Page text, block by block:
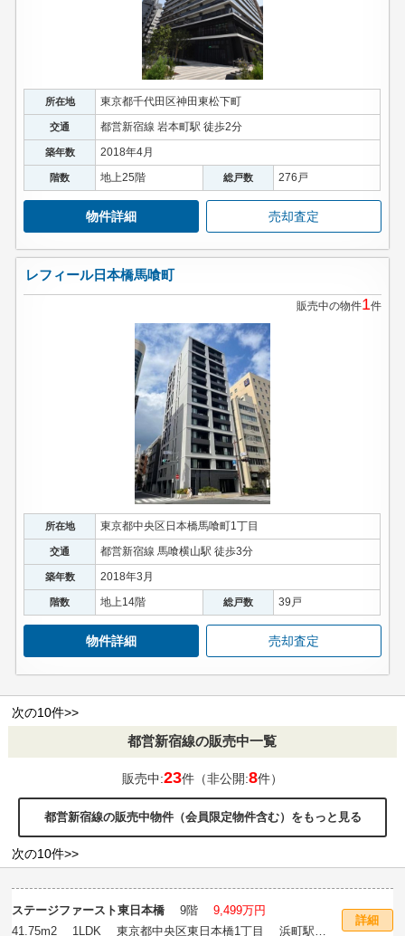
所在地 東京都千代田区神田東松下町
交通 都営新宿線 岩本町駅 徒歩2分
築年数 2018年4月
階数 地上25階 総戸数 276戸
物件詳細 売却査定
レフィール日本橋馬喰町
販売中の物件1件
所在地 東京都中央区日本橋馬喰町1丁目
交通 都営新宿線 馬喰横山駅 徒歩3分
築年数 2018年3月
階数 地上14階 総戸数 39戸
物件詳細 売却査定
次の10件>>
都営新宿線の販売中一覧
販売中:23件（非公開:8件）
都営新宿線の販売中物件（会員限定物件含む）をもっと見る
次の10件>>
ステージファースト東日本橋 9階9,499万円
41.75m2
詳細